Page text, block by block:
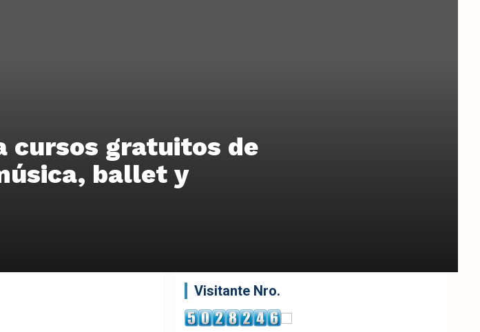
cursos gratuitos de
ballet y
Visitante Nro.